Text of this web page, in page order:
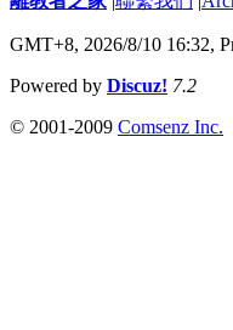
GMT+8, 2026/8/10 16:32,
Powered by Discuz! 7.2
© 2001-2009 Comsenz Inc.